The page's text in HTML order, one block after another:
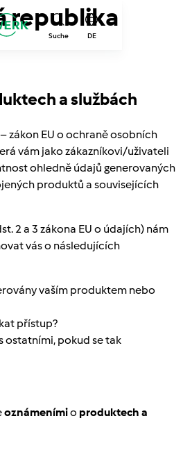
Suche DE
republika
a službách
zákon EU o ochraně osobních
vám jako zákazníkovi/uživateli
ohledně údajů generovaných
produktů a souvisejících
2 a 3 zákona EU o údajích) nám
vás o následujících
vaším produktem nebo
přístup?
ostatními, pokud se tak
oznámenímio produktech a